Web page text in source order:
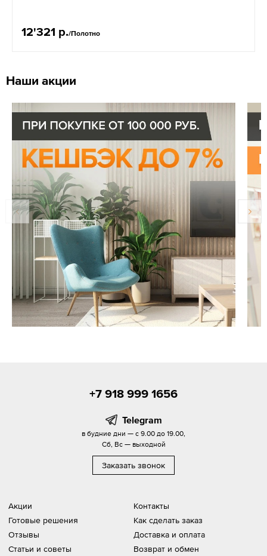
12'321 р./Полотно
Наши акции
Акции
Готовые решения
Отзывы
Статьи и советы
Контакты
Как сделать заказ
Доставка и оплата
Возврат и обмен
+7 918 999 1656
Telegram
в будние дни — с 9.00 до 19.00,
Сб, Вс — выходной
Заказать звонок